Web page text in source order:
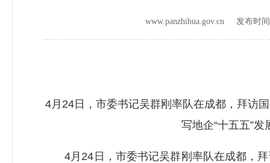
www.panzhihua.gov.cn 发布时
4月24日，市委书记吴群刚率队在成都，拜访
写地企“十五五”
4月24日，市委书记吴群刚率队在成都，拜